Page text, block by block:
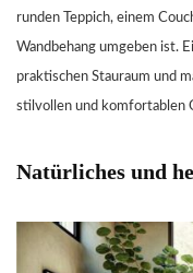
runden Teppich, einem
Wandbehang umgeben ist.
praktischen Stauraum und
stilvollen und komfortablen
Natürliches und